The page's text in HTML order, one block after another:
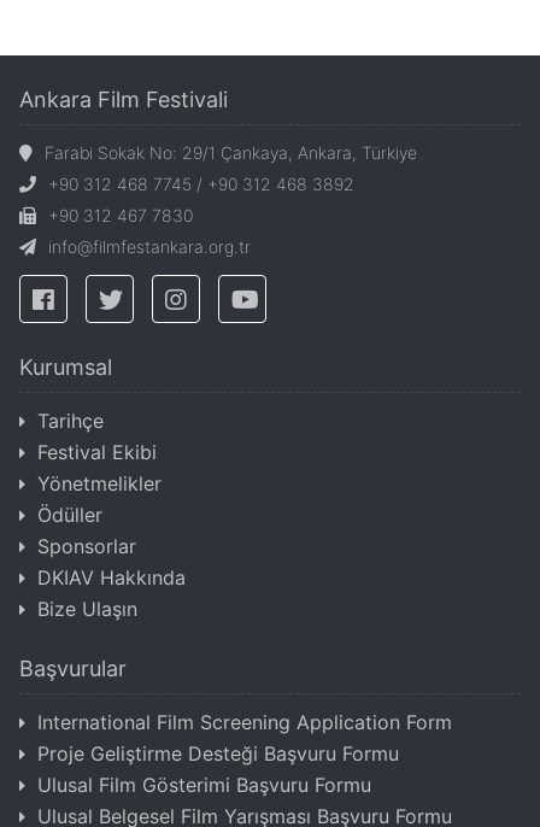
Ankara Film Festivali
Farabi Sokak No: 29/1 Çankaya, Ankara, Türkiye
+90 312 468 7745 / +90 312 468 3892
+90 312 467 7830
info@filmfestankara.org.tr
Kurumsal
Tarihçe
Festival Ekibi
Yönetmelikler
Ödüller
Sponsorlar
DKIAV Hakkında
Bize Ulaşın
Başvurular
International Film Screening Application Form
Proje Geliştirme Desteği Başvuru Formu
Ulusal Film Gösterimi Başvuru Formu
Ulusal Belgesel Film Yarışması Başvuru Formu